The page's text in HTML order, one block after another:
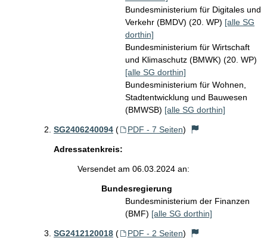
Bundesministerium für Digitales und
Verkehr (BMDV) (20. WP) [alle SG
dorthin]
Bundesministerium für Wirtschaft
und Klimaschutz (BMWK) (20. WP)
[alle SG dorthin]
Bundesministerium für Wohnen,
Stadtentwicklung und Bauwesen
(BMWSB) [alle SG dorthin]
SG2406240094 ( PDF - 7 Seiten)
Adressatenkreis:
Versendet am 06.03.2024 an:
Bundesregierung
Bundesministerium der Finanzen
(BMF) [alle SG dorthin]
SG2412120018 ( PDF - 2 Seiten)